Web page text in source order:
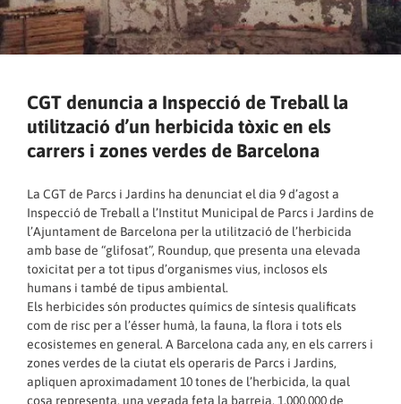
CGT denuncia a Inspecció de Treball la
utilització d’un herbicida tòxic en els
carrers i zones verdes de Barcelona
La CGT de Parcs i Jardins ha denunciat el dia 9 d’agost a
Inspecció de Treball a l’Institut Municipal de Parcs i Jardins de
l’Ajuntament de Barcelona per la utilització de l’herbicida
amb base de “glifosat”, Roundup, que presenta una elevada
toxicitat per a tot tipus d’organismes vius, inclosos els
humans i també de tipus ambiental.
Els herbicides són productes químics de síntesis qualificats
com de risc per a l’ésser humà, la fauna, la flora i tots els
ecosistemes en general. A Barcelona cada any, en els carrers i
zones verdes de la ciutat els operaris de Parcs i Jardins,
apliquen aproximadament 10 tones de l’herbicida, la qual
cosa representa, una vegada feta la barreja, 1.000.000 de